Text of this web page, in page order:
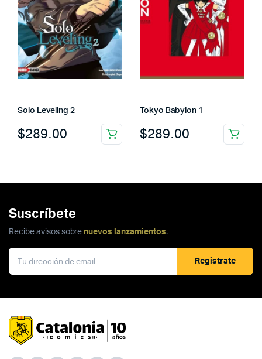
Solo Leveling 2
$289.00
Tokyo Babylon 1
$289.00
Suscríbete
Recibe avisos sobre nuevos lanzamientos.
Registrate